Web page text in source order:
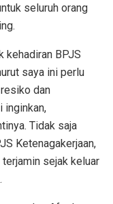
seluruh orang
kehadiran BPJS
saya ini perlu
dan
inginkan,
Tidak saja
Ketenagakerjaan,
sejak keluar